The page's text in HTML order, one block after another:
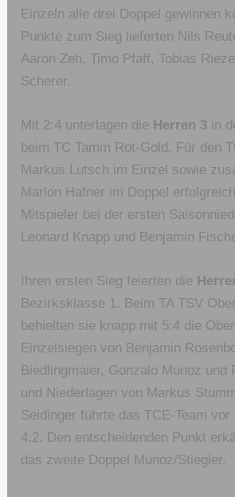
Einzeln alle drei Doppel gewinnen
Punkte zum Sieg lieferten Nils
Aaron Zeh, Timo Pfaff, Tobias
Scherer.
Mit 2:4 unterlagen die Herren 3 in
beim TC Tamm Rot-Gold. Für den
Markus Lutsch im Einzel sowie
Marlon Hafner im Doppel
Mitspieler bei der ersten
Leonard Knapp und Benjamin
Ihren ersten Sieg feierten die
Bezirksklasse 1. Beim TA TSV
behielten sie knapp mit 5:4 die
Einzelsiegen von Benjamin
Biedlingmaier, Gonzalo Munoz und
und Niederlagen von Markus
Seidinger führte das TCE-Team vor
4:2. Den entscheidenden Punkt
das zweite Doppel Munoz/Stiegler.